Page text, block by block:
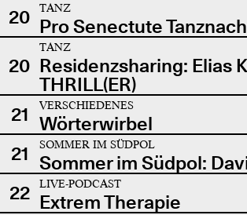
20
TANZ
Pro Senectute
20
TANZ
Residenzsharing: Elias
THRILL(ER)
21
VERSCHIEDENES
Wörterwirbel
21
SOMMER IM SÜDPOL
Sommer im Südpol:
22
LIVE-PODCAST
Extrem Therapie